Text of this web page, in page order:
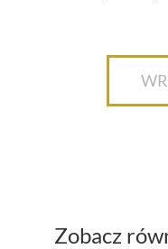
Zobacz